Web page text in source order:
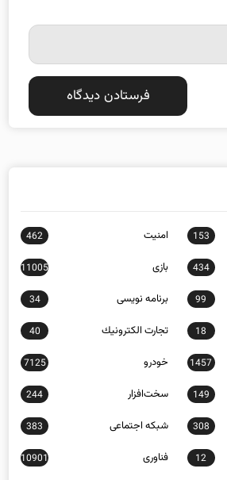
153 امنيت 462
434 بازی 11005
99 برنامه نويسی 34
18 تجارت الكترونيك 40
1457 خودرو 7125
149 سخت‌افزار 244
308 شبكه اجتماعی 383
12 فناوری 10901